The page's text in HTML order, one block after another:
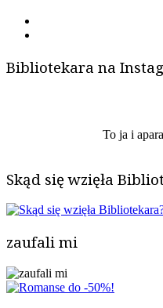
Bibliotekara na
To ja i
Skąd się wzięła
zaufali mi